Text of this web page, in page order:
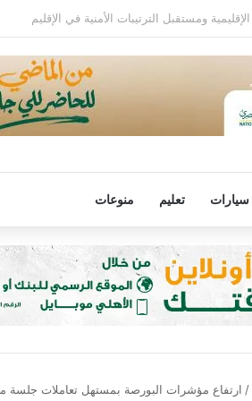
سيارات تعليم منوعات
/ ارتفاع مؤشرات البورصة بمستهل تعاملات جلسة